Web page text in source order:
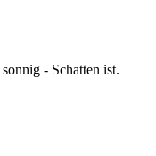
- Schatten ist.